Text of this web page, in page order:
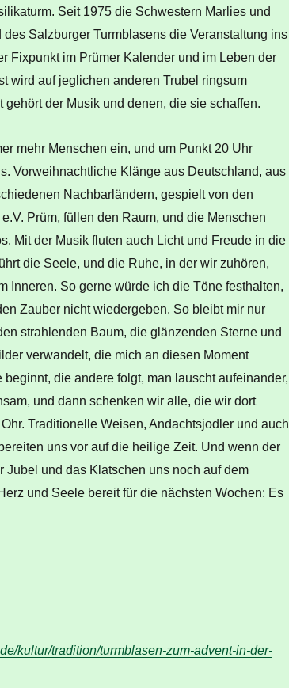
Seit 1975 die Schwestern Marlies und
Salzburger Turmblasens die Veranstaltung ins
Fixpunkt im Prümer Kalender und im Leben der
wird auf jeglichen anderen Trubel ringsum
der Musik und denen, die sie schaffen.
mehr Menschen ein, und um Punkt 20 Uhr
Vorweihnachtliche Klänge aus Deutschland, aus
Nachbarländern, gespielt von den
Prüm, füllen den Raum, und die Menschen
Mit der Musik fluten auch Licht und Freude in die
die Seele, und die Ruhe, in der wir zuhören,
Inneren. So gerne würde ich die Töne festhalten,
Zauber nicht wiedergeben. So bleibt mir nur
strahlenden Baum, die glänzenden Sterne und
verwandelt, die mich an diesen Moment
die andere folgt, man lauscht aufeinander,
und dann schenken wir alle, die wir dort
Traditionelle Weisen, Andachtsjodler und auch
uns vor auf die heilige Zeit. Und wenn der
Jubel und das Klatschen uns noch auf dem
und Seele bereit für die nächsten Wochen: Es
kultur/tradition/turmblasen-zum-advent-in-der-